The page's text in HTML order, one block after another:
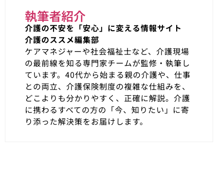
執筆者紹介
介護の不安を「安心」に変える情報サイト
介護のススメ編集部
ケアマネジャーや社会福祉士など、介護現場
の最前線を知る専門家チームが監修・執筆し
ています。40代から始まる親の介護や、仕事
との両立、介護保険制度の複雑な仕組みを、
どこよりも分かりやすく、正確に解説。介護
に携わるすべての方の「今、知りたい」に寄
り添った解決策をお届けします。